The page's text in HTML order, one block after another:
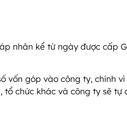
nhân kể từ ngày được cấp
vốn góp vào công ty, chính
chức khác và công ty sẽ tự